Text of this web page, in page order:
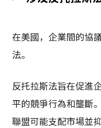
在美國，企業間的協
法。
反托拉斯法旨在促進
平的競爭行為和壟斷
聯盟可能支配市場並